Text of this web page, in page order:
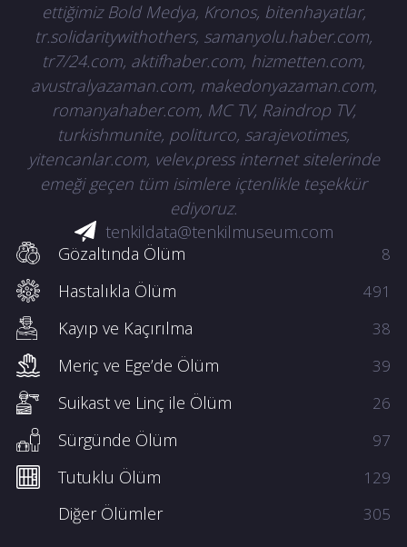
ettiğimiz Bold Medya, Kronos, bitenhayatlar,
tr.solidaritywithothers, samanyolu.haber.com,
tr7/24.com, aktifhaber.com, hizmetten.com,
avustralyazaman.com, makedonyazaman.com,
romanyahaber.com, MC TV, Raindrop TV,
turkishmunite, politurco, sarajevotimes,
yitencanlar.com, velev.press internet sitelerinde
emeği geçen tüm isimlere içtenlikle teşekkür
ediyoruz.
tenkildata@tenkilmuseum.com
Gözaltında Ölüm
8
Hastalıkla Ölüm 491
Kayıp ve Kaçırılma 38
Meriç ve Ege’de Ölüm 39
Suikast ve Linç ile Ölüm 26
Sürgünde Ölüm 97
Tutuklu Ölüm 129
Diğer Ölümler 305